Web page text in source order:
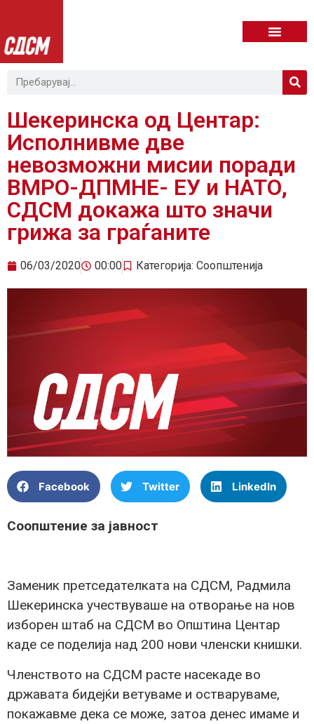
Шекеринска од Центар:
Исполнивме две
невозможни мисии поради
ВМРО-ДПМНЕ- ЕУ и НАТО,
СДСМ докажа што значи
грижа за граѓаните
06/03/2020 00:00 Категорија: Соопштенија
Facebook Twitter LinkedIn
Соопштение за јавност
Заменик претседателката на СДСМ, Радмила
Шекеринска учествуваше на отворање на нов
изборен штаб на СДСМ во Општина Центар
каде се поделија над 200 нови членски книшки.
Членството на СДСМ расте насекаде во
државата бидејќи ветуваме и остваруваме,
покажавме дека се може, затоа денес имаме и